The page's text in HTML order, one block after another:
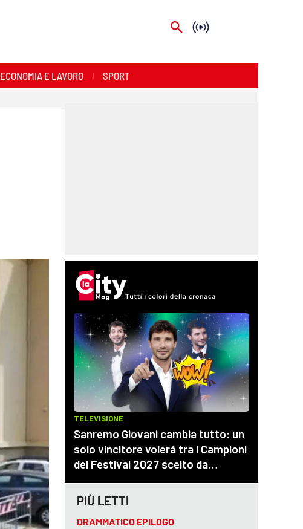
ECONOMIA E LAVORO SPORT
PIÙ LETTI
DRAMMATICO EPILOGO